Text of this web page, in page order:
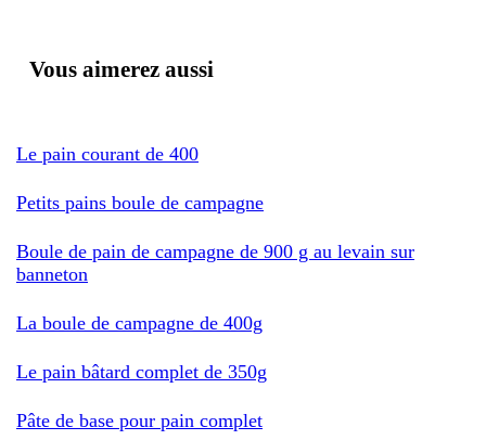
Vous aimerez aussi
Le pain courant de 400
Petits pains boule de campagne
Boule de pain de campagne de 900 g au levain sur
banneton
La boule de campagne de 400g
Le pain bâtard complet de 350g
Pâte de base pour pain complet